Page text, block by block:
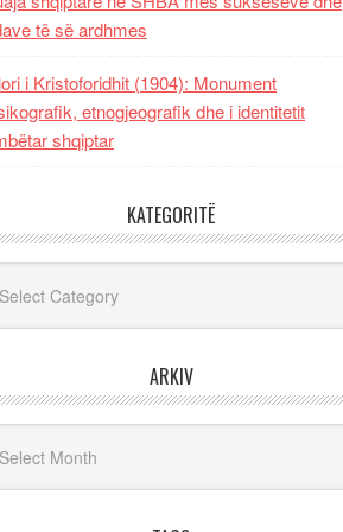
të së ardhmes
i Kristoforidhit (1904): Monument
etnogjeografik dhe i identitetit
shqiptar
KATEGORITË
ARKIV